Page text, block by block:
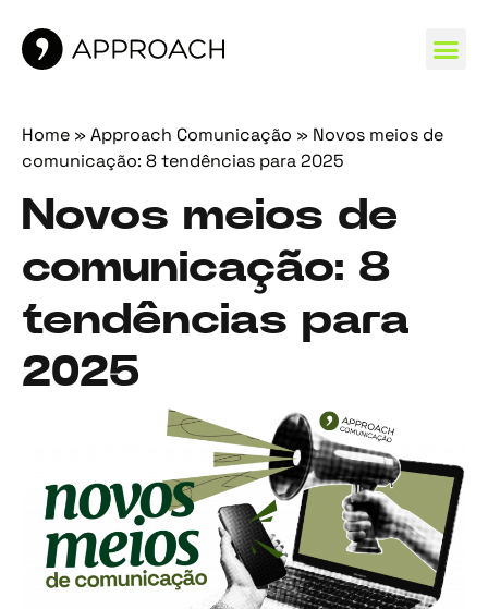
Home » Approach Comunicação » Novos meios de
comunicação: 8 tendências para 2025
Novos meios de
comunicação: 8
tendências para
2025